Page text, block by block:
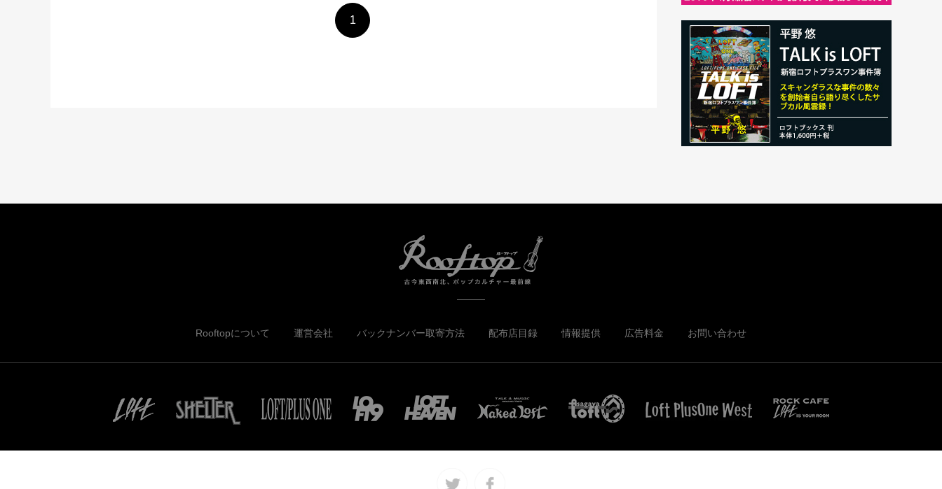
1
Rooftopについて 運営会社 バックナンバー取寄方法 配布店目録 情報提供 広告料金 お問い合わせ